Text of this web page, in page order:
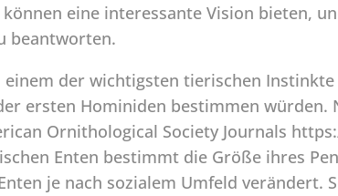
können eine interessante Vision bieten,
beantworten.
der wichtigsten tierischen
ersten Hominiden bestimmen
Ornithological Society Journals
Enten bestimmt die Größe ihres
je nach sozialem Umfeld